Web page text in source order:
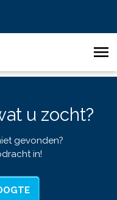
u zocht?
gevonden?
in!